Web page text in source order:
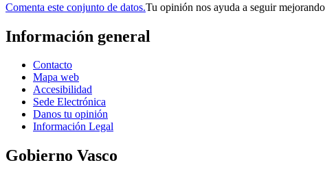
Comenta este conjunto de datos.Tu opinión nos ayuda a seguir
Información general
Contacto
Mapa web
Accesibilidad
Sede Electrónica
Danos tu opinión
Información Legal
Gobierno Vasco